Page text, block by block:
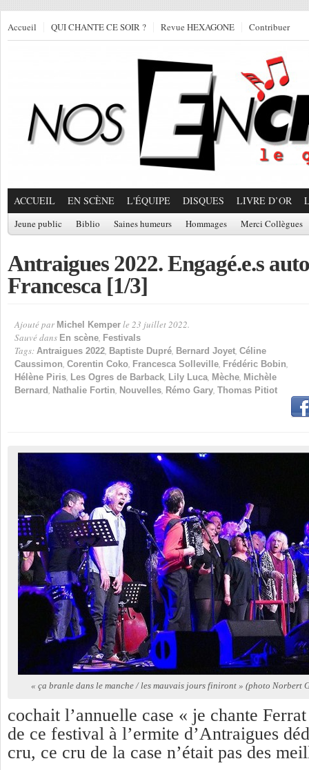
Accueil QUI CHANTE CE SOIR ? Revue HEXAGONE Contribuer
ACCUEIL EN SCÈNE L'ÉQUIPE DISQUES LIVRE D’OR
Jeune public Biblio Saines humeurs Hommages Merci Collègues
Antraigues 2022. Engagé.e.s
Francesca [1/3]
Ajouté par Michel Kemper le 23 juillet 2022.
Sauvé dans En scène, Festivals
Tags: Antraigues 2022, Baptiste Dupré, Bernard Joyet, Céline
Caussimon, Corentin Coko, Francesca Solleville, Frédéric Bobin,
Hélène Piris, Les Ogres de Barback, Lily Luca, Mèche, Michèle
Bernard, Nathalie Fortin, Nouvelles, Rémo Gary, Thomas Pitiot
« ça branle dans le manche / les mauvais jours finiront » (photo Norbert
cochait l’annuelle case « je chante
de ce festival à l’ermite d’Antraigues
cru, ce cru de la case n’était pas des